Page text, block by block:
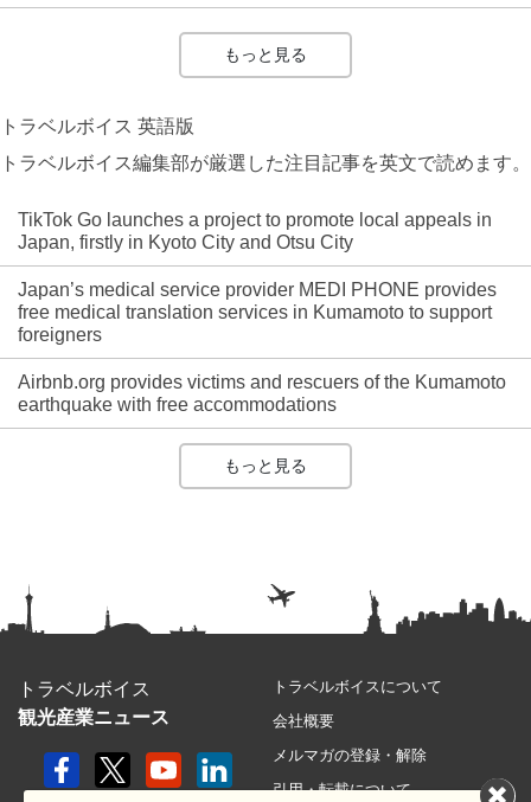
もっと見る
トラベルボイス 英語版
トラベルボイス編集部が厳選した注目記事を英文で読めます。
TikTok Go launches a project to promote local appeals in
Japan, firstly in Kyoto City and Otsu City
Japan’s medical service provider MEDI PHONE provides
free medical translation services in Kumamoto to support
foreigners
Airbnb.org provides victims and rescuers of the Kumamoto
earthquake with free accommodations
もっと見る
トラベルボイス
観光産業ニュース
トラベルボイスについて
会社概要
メルマガの登録・解除
引用・転載について